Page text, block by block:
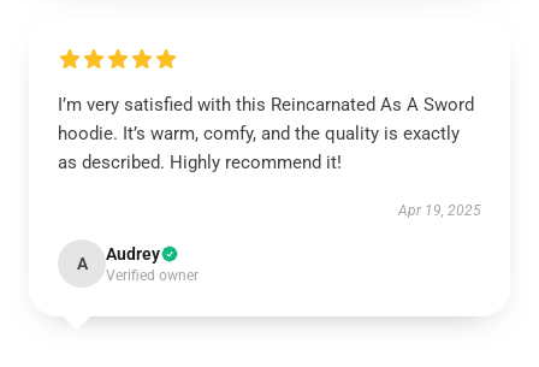
I’m very satisfied with this Reincarnated As A Sword
hoodie. It’s warm, comfy, and the quality is exactly
as described. Highly recommend it!
Apr 19, 2025
A Audrey
Verified owner